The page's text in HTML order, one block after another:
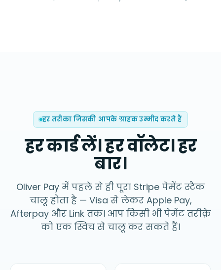
हर तरीका जिसकी आपके ग्राहक उम्मीद करते हैं
हर कार्ड लें। हर वॉलेट। हर
बार।
Oliver Pay में पहले से ही पूरा Stripe पेमेंट स्टैक
चालू होता है — Visa से लेकर Apple Pay,
Afterpay और Link तक। आप किसी भी पेमेंट तरीक़े
को एक स्विच से चालू कर सकते हैं।